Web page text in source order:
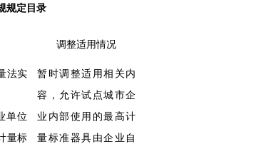
规定目录
调整适用情况
法实
单位
量标
暂时调整适用相关内
容，允许试点城市企
业内部使用的最高计
量标准器具由企业自